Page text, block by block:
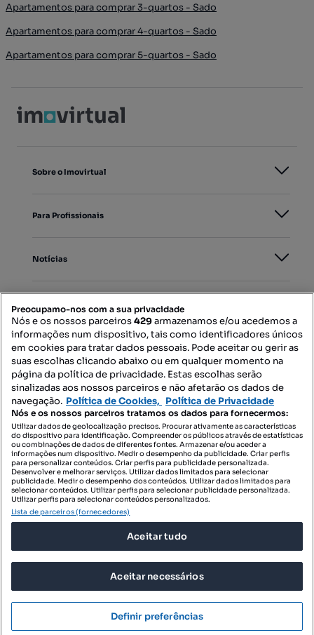
Apartamentos para comprar 3-quartos - Sado
Apartamentos para comprar 4-quartos - Sado
Apartamentos para comprar 5-quartos - Sado
Sobre o Imovirtual
Para Profissionais
Notícias
Mapa do Site
Contacte-nos
SIGA-NOS:
DESCARREGAR NA:
© 2026 Imovirtual.com, OLX Portugal, S.A.
TERMOS DE UTILIZAÇÃO
POLÍTICA DE PRIVACIDADE
CONFIGURAÇÕES DE PRIVACIDADE
Preocupamo-nos com a sua privacidade
Nós e os nossos parceiros429armazenamos e/ou acedemos a
informações num dispositivo, tais como identificadores únicos
em cookies para tratar dados pessoais. Pode aceitar ou gerir as
suas escolhas clicando abaixo ou em qualquer momento na
página da política de privacidade. Estas escolhas serão
sinalizadas aos nossos parceiros e não afetarão os dados de
navegação. Política de Cookies, Política de Privacidade
Nós e os nossos parceiros tratamos os dados para fornecermos:
Utilizar dados de geolocalização precisos. Procurar ativamente as características
do dispositivo para identificação. Compreender os públicos através de estatísticas
ou combinações de dados de diferentes fontes. Armazenar e/ou aceder a
informações num dispositivo. Medir o desempenho da publicidade. Criar perfis
para personalizar conteúdos. Criar perfis para publicidade personalizada.
Desenvolver e melhorar serviços. Utilizar dados limitados para selecionar
publicidade. Medir o desempenho dos conteúdos. Utilizar dados limitados para
selecionar conteúdos. Utilizar perfis para selecionar publicidade personalizada.
Utilizar perfis para selecionar conteúdos personalizados.
Lista de parceiros (fornecedores)
Aceitar tudo
Aceitar necessários
Definir preferências